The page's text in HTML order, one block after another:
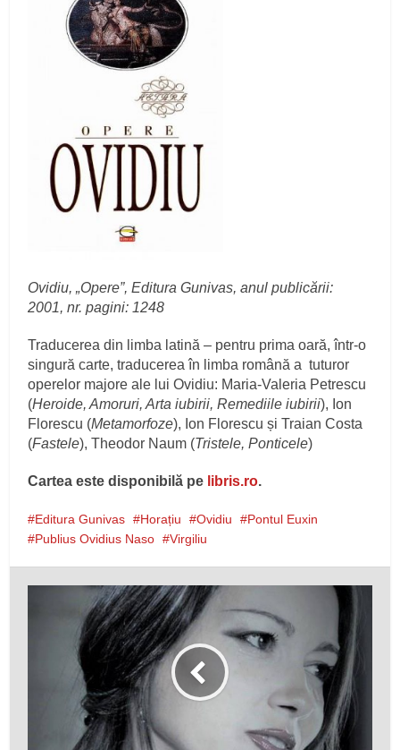
Ovidiu, „Opere”, Editura Gunivas, anul publicării:
2001, nr. pagini: 1248
Traducerea din limba latină – pentru prima oară, într-o
singură carte, traducerea în limba română a tuturor
operelor majore ale lui Ovidiu: Maria-Valeria Petrescu
(Heroide, Amoruri, Arta iubirii, Remediile iubirii), Ion
Florescu (Metamorfoze), Ion Florescu și Traian Costa
(Fastele), Theodor Naum (Tristele, Ponticele)
Cartea este disponibilă pe libris.ro.
Editura Gunivas Horațiu Ovidiu
Pontul Euxin
Publius Ovidius Naso
Virgiliu